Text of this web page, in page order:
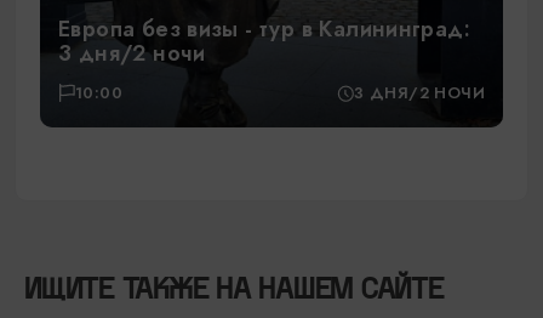
Европа без визы - тур в Калининград:
3 дня/2 ночи
10:00 3 ДНЯ/2 НОЧИ
ИЩИТЕ ТАКЖЕ НА НАШЕМ САЙТЕ